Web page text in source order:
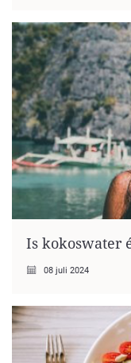
Is kokoswater
08 juli 2024